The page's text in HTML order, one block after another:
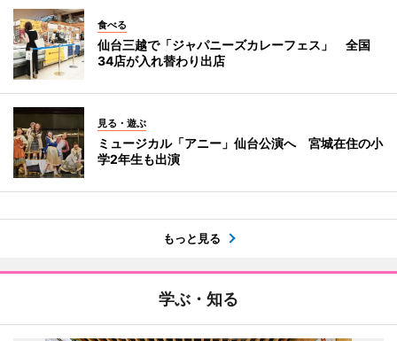
食べる
仙台三越で「ジャパニーズカレーフェス」 全国
34店が入れ替わり出店
見る・遊ぶ
ミュージカル「アニー」仙台公演へ 宮城在住の小
学2年生も出演
もっと見る
学ぶ・知る